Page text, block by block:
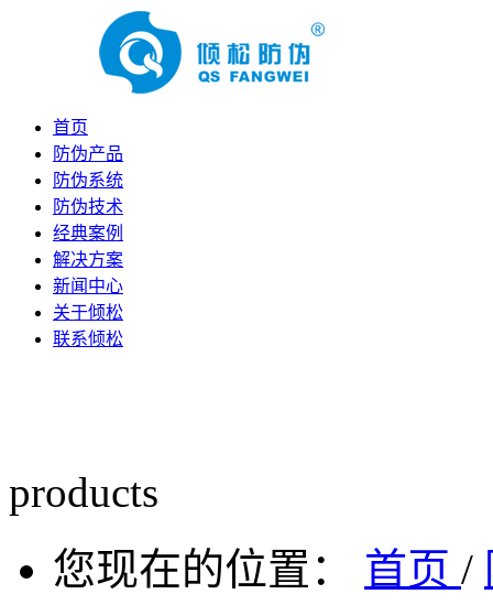
首页
防伪产品
防伪系统
防伪技术
经典案例
解决方案
新闻中心
关于倾松
联系倾松
products
您现在的位置：
首页 /